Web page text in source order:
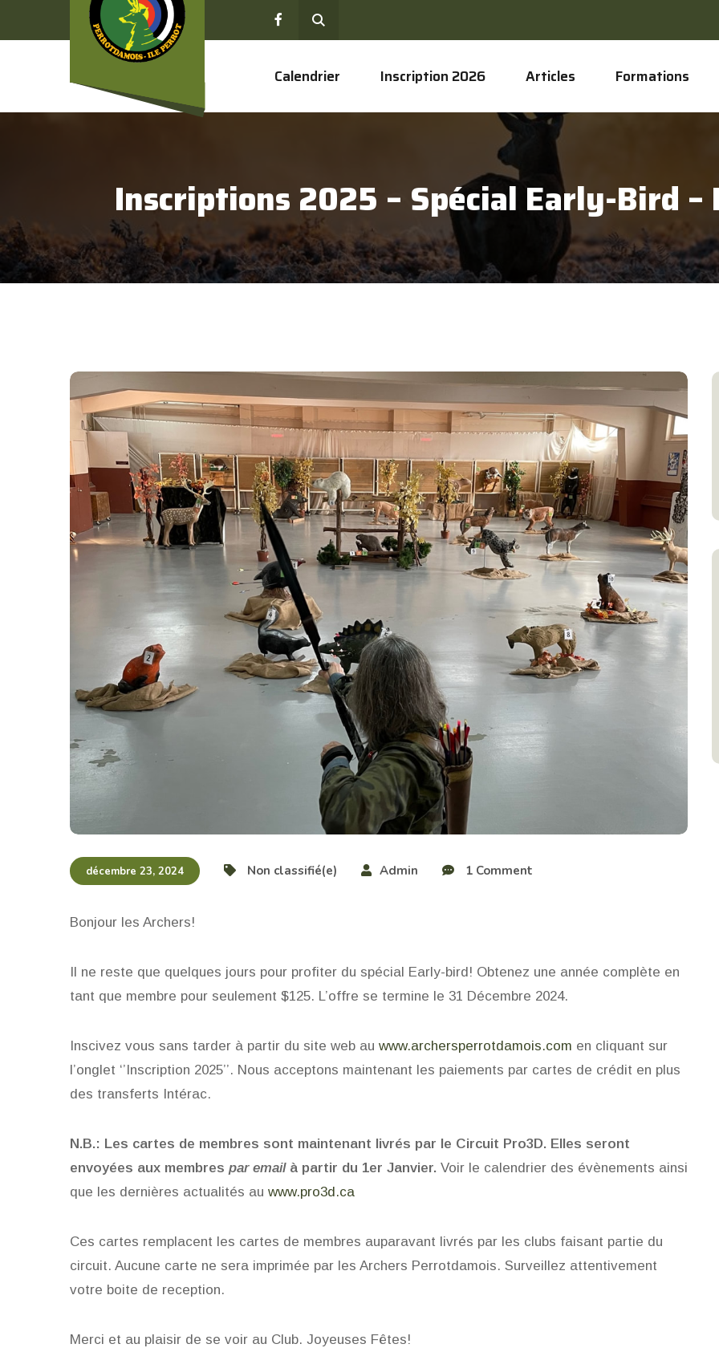
Calendrier Inscription 2026 Articles Formations
Inscriptions 2025 – Spécial Early-Bird –
décembre 23, 2024 Non classifié(e) Admin 1 Comment
Bonjour les Archers!
Il ne reste que quelques jours pour profiter du spécial Early-bird! Obtenez une année complète en
tant que membre pour seulement $125. L’offre se termine le 31 Décembre 2024.
Inscivez vous sans tarder à partir du site web au www.archersperrotdamois.com en cliquant sur
l’onglet ‘’Inscription 2025’’. Nous acceptons maintenant les paiements par cartes de crédit en plus
des transferts Intérac.
N.B.: Les cartes de membres sont maintenant livrés par le Circuit Pro3D. Elles seront
envoyées aux membres par emailà partir du 1er Janvier. Voir le calendrier des évènements ainsi
que les dernières actualités au www.pro3d.ca
Ces cartes remplacent les cartes de membres auparavant livrés par les clubs faisant partie du
circuit. Aucune carte ne sera imprimée par les Archers Perrotdamois. Surveillez attentivement
votre boite de reception.
Merci et au plaisir de se voir au Club. Joyeuses Fêtes!